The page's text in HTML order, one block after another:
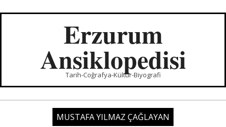
Erzurum
Ansiklopedisi
Tarih-Coğrafya-Kültür-Biyografi
MUSTAFA YILMAZ ÇAĞLAYAN